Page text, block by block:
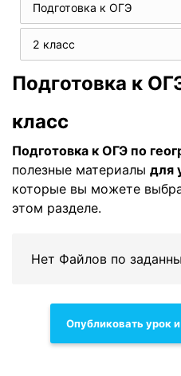
Подготовка к ОГЭ
2 класс
Подготовка к
класс
Подготовка к ОГЭ по
полезные материалы для
которые вы можете
этом разделе.
Нет Файлов по
Опубликовать урок